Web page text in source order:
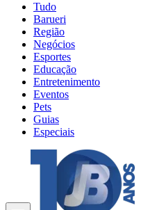
Tudo
Barueri
Região
Negócios
Esportes
Educação
Entretenimento
Eventos
Pets
Guias
Especiais
Explore Tudo
Últimas Notícias
Previsão do Tempo
Trânsito e Rotas